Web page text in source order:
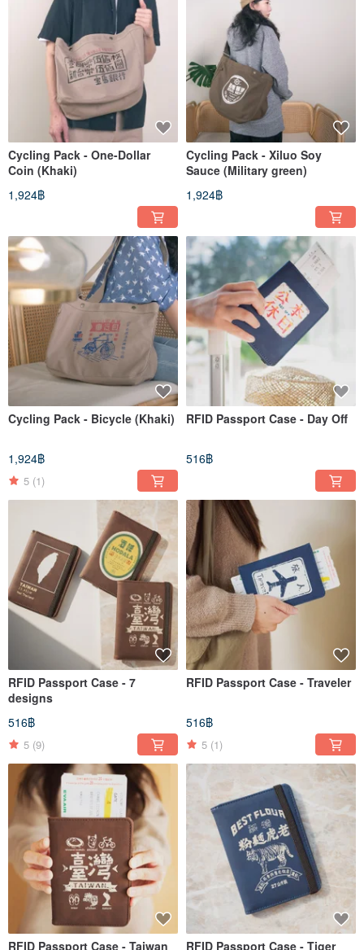
Cycling Pack - One-Dollar
Coin (Khaki)
1,924฿
Cycling Pack - Xiluo Soy
Sauce (Military green)
1,924฿
Cycling Pack - Bicycle (Khaki)
1,924฿
5 (1)
RFID Passport Case - Day Off
516฿
RFID Passport Case - 7
designs
516฿
5 (9)
RFID Passport Case - Traveler
516฿
5 (1)
RFID Passport Case - Taiwan RFID Passport Case - Tiger